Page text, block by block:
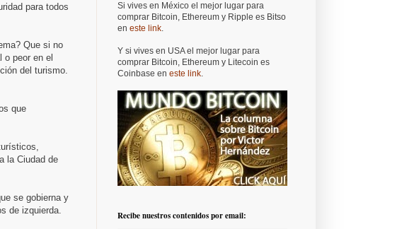
para todos
Que si no
o peor en el
del turismo.
que
la Ciudad de
se gobierna y
de izquierda.
Si vives en México el mejor lugar para
comprar Bitcoin, Ethereum y Ripple es Bitso
en este link.
Y si vives en USA el mejor lugar para
comprar Bitcoin, Ethereum y Litecoin es
Coinbase en este link.
Recibe nuestros contenidos por email: